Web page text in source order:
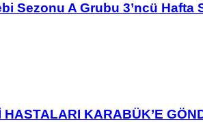
Sezonu A Grubu 3’ncü Hafta
KARABÜK’E